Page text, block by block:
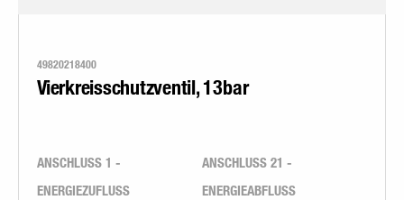
49820218400
Vierkreisschutzventil, 13bar
ANSCHLUSS 1 -
ENERGIEZUFLUSS
ANSCHLUSS 21 -
ENERGIEABFLUSS